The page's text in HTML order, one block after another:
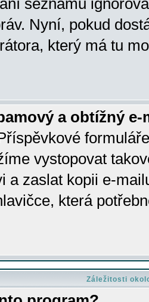
seznamu
Nyní, pokud
který má tu
a obtížný
vystopovat
a zaslat kopii e-
která
Záležitosti